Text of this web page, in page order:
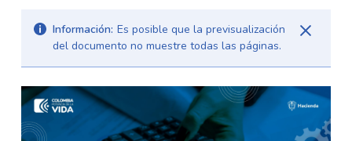
Información: Es posible que la previsualización
del documento no muestre todas las páginas.